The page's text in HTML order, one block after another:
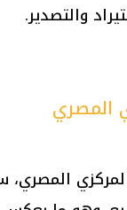
والتصدير.
المصري
المصري،